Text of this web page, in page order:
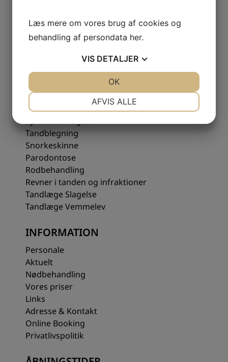
BEHANDLINGER
Akupunktur
Implantat
Kirurgisk tandbehandling
Kosmetisk tandbehandling
Kroner og broer
Tandblegning
Snorkeskinne
Parodontose
Rodbehandling
Revner i tanden og infraktioner
Tandlæge Slagelse
Tandlæge Vemmelev
INFORMATION
Personale
Aktuelt
Nødbehandling
Vores priser
Links
Adresse & Kontakt
Online Booking
Privatlivspolitik
Læs mere om vores brug af cookies og
behandling af persondata her.
VIS DETALJER
MARKETING
AFVIS ALLE
OK